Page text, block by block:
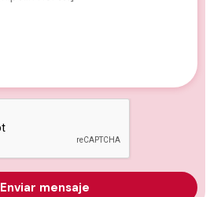
Enviar mensaje